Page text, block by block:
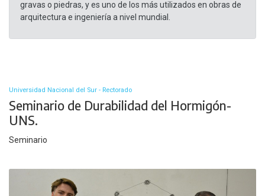
gravas o piedras, y es uno de los más utilizados en obras de
arquitectura e ingeniería a nivel mundial.
Universidad Nacional del Sur - Rectorado
Seminario de Durabilidad del Hormigón-
UNS.
Seminario